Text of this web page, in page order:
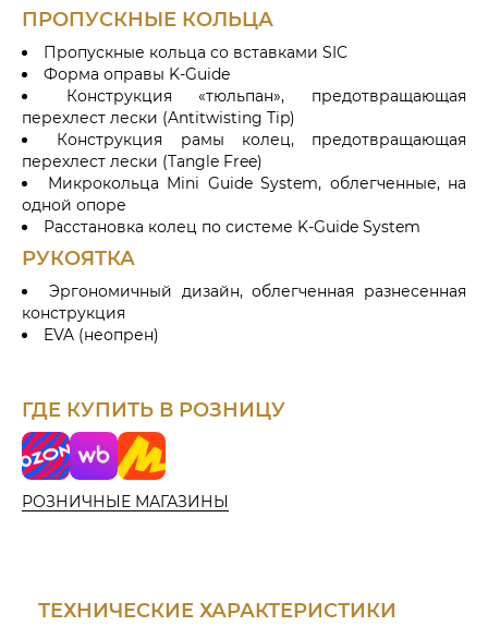
ПРОПУСКНЫЕ КОЛЬЦА
Пропускные кольца со вставками SIC
Форма оправы K-Guide
Конструкция «тюльпан», предотвращающая
перехлест лески (Antitwisting Tip)
Конструкция рамы колец, предотвращающая
перехлест лески (Tangle Free)
Микрокольца Mini Guide System, облегченные, на
одной опоре
Расстановка колец по системе K-Guide System
РУКОЯТКА
Эргономичный дизайн, облегченная разнесенная
конструкция
EVA (неопрен)
ГДЕ КУПИТЬ В РОЗНИЦУ
o
z
o
n
W
i
d
i
Я
н
д
е
р
РОЗНИЧНЫЕ МАГАЗИНЫ
ТЕХНИЧЕСКИЕ ХАРАКТЕРИСТИКИ